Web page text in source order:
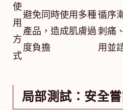
使
用
方
式
避免同時使用多種
產品，造成肌膚過
度負擔
循序
刺痛
用並
局部測試：安全